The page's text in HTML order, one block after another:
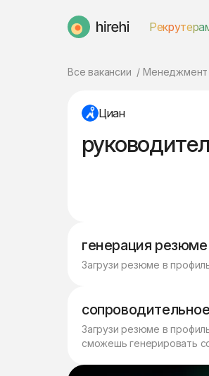
HireHi
Все вакансии Менеджмент
Циан
генерация
Загрузи резюме в
Загрузи резюме в
сможешь генерировать